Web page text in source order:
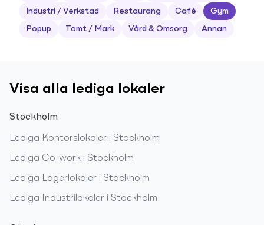
Industri / Verkstad Restaurang Café Gym
Popup Tomt / Mark Vård & Omsorg Annan
Visa alla lediga lokaler
Stockholm
Lediga Kontorslokaler i Stockholm
Lediga Co-work i Stockholm
Lediga Lagerlokaler i Stockholm
Lediga Industrilokaler i Stockholm